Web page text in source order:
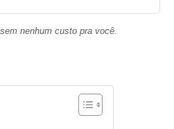
nenhum custo pra você.